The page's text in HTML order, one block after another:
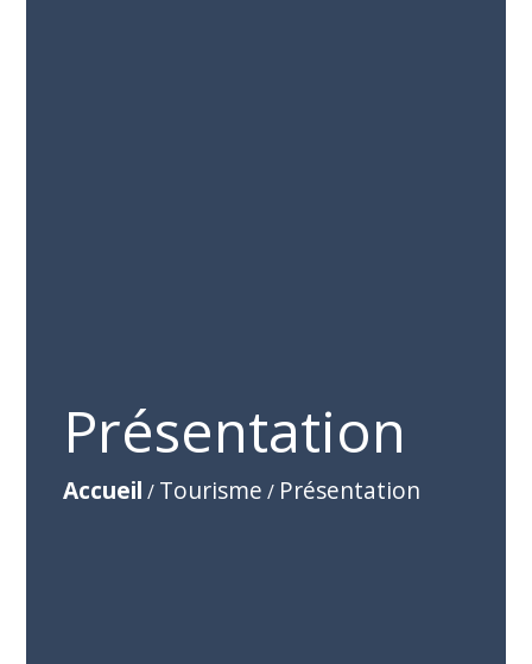
Présentation
Accueil / Tourisme / Présentation